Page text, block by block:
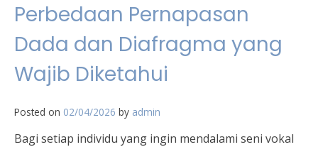
Perbedaan Pernapasan
Dada dan Diafragma yang
Wajib Diketahui
Posted on 02/04/2026 by admin
Bagi setiap individu yang ingin mendalami seni vokal